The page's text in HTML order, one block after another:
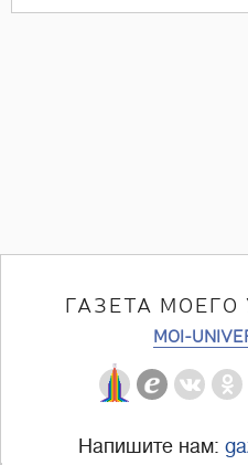
ГАЗЕТА МОЕГО
MOI-
Напишите нам: